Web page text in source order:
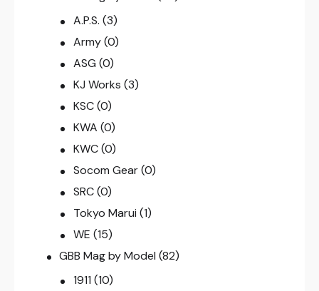
A.P.S. (3)
Army (0)
ASG (0)
KJ Works (3)
KSC (0)
KWA (0)
KWC (0)
Socom Gear (0)
SRC (0)
Tokyo Marui (1)
WE (15)
GBB Mag by Model (82)
1911 (10)